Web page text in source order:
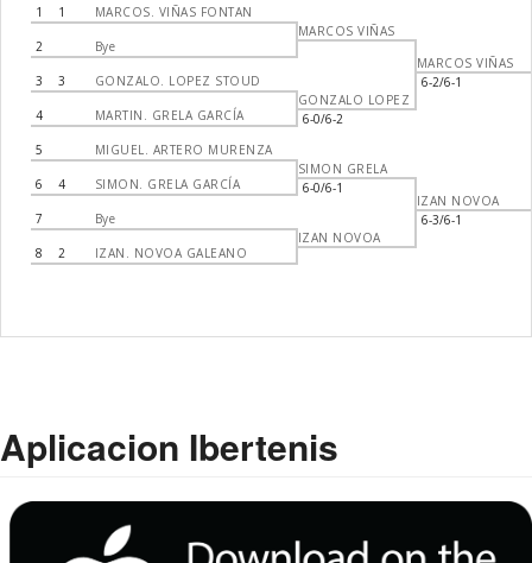
1 1 MARCOS. VIÑAS FONTAN
2 Bye
3 3 GONZALO. LOPEZ STOUD
4 MARTIN. GRELA GARCÍA
5 MIGUEL. ARTERO MURENZA
6 4 SIMON. GRELA GARCÍA
7 Bye
8 2 IZAN. NOVOA GALEANO
MARCOS VIÑAS
GONZALO LOPEZ
6-0/6-2
SIMON GRELA
6-0/6-1
IZAN NOVOA
MARCOS VIÑAS
6-2/6-1
IZAN NOVOA
6-3/6-1
Aplicacion Ibertenis